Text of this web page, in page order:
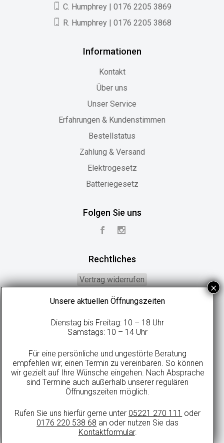
C. Humphrey | 0176 2205 3869
R. Humphrey | 0176 2205 3868
Informationen
Kontakt
Über uns
Unser Service
Erfahrungen & Kundenstimmen
Bestellstatus
Zahlung & Versand
Elektrogesetz
Batteriegesetz
Folgen Sie uns
Rechtliches
Vertrag widerrufen
Widerrufsbelehrung
Datenschutzerklärung
Impressum
Versandkosten.
© 2021 sweetdreamsbetten.de
Unsere aktuellen Öffnungszeiten
Dienstag bis Freitag: 10 – 18 Uhr
Samstags: 10 – 14 Uhr
Für eine persönliche und ungestörte Beratung
empfehlen wir, einen Termin zu vereinbaren. So können
wir gezielt auf Ihre Wünsche eingehen. Nach Absprache
sind Termine auch außerhalb unserer regulären
Öffnungszeiten möglich.
Rufen Sie uns hierfür gerne unter 05221 270 111 oder
0176 220 538 68 an oder nutzen Sie das
Kontaktformular.